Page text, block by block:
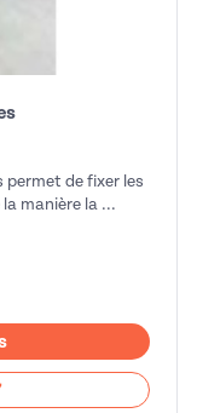
de fixer les
manière la ...